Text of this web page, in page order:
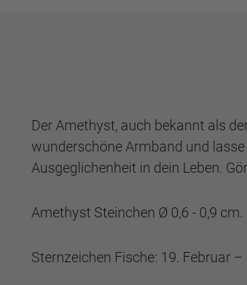
Der Amethyst, auch bekannt als
wunderschöne Armband und
Ausgeglichenheit in dein Leben.
Amethyst Steinchen Ø 0,6 - 0,9 cm.
Sternzeichen Fische: 19. Februar